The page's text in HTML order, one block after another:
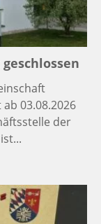
03.08.2026
der